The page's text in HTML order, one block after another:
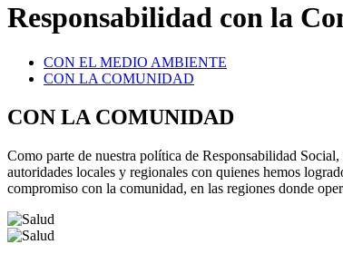
Responsabilidad con la
CON EL MEDIO AMBIENTE
CON LA COMUNIDAD
CON LA COMUNIDAD
Como parte de nuestra política de Responsabilidad
autoridades locales y regionales con quienes hemos
compromiso con la comunidad, en las regiones donde